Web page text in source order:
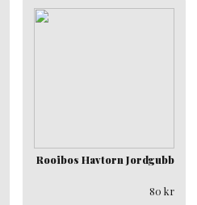
Rooibos Havtorn Jordgubb
80 kr